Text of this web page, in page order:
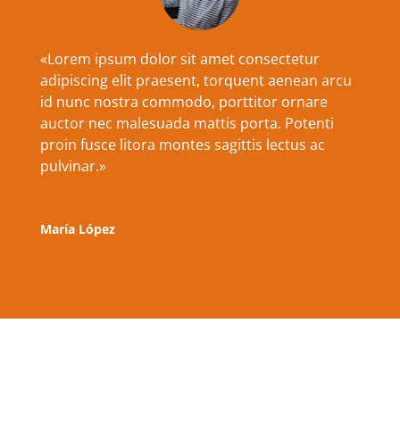
«Lorem ipsum dolor sit amet consectetur
adipiscing elit praesent, torquent aenean arcu
id nunc nostra commodo, porttitor ornare
auctor nec malesuada mattis porta. Potenti
proin fusce litora montes sagittis lectus ac
pulvinar.»
María López